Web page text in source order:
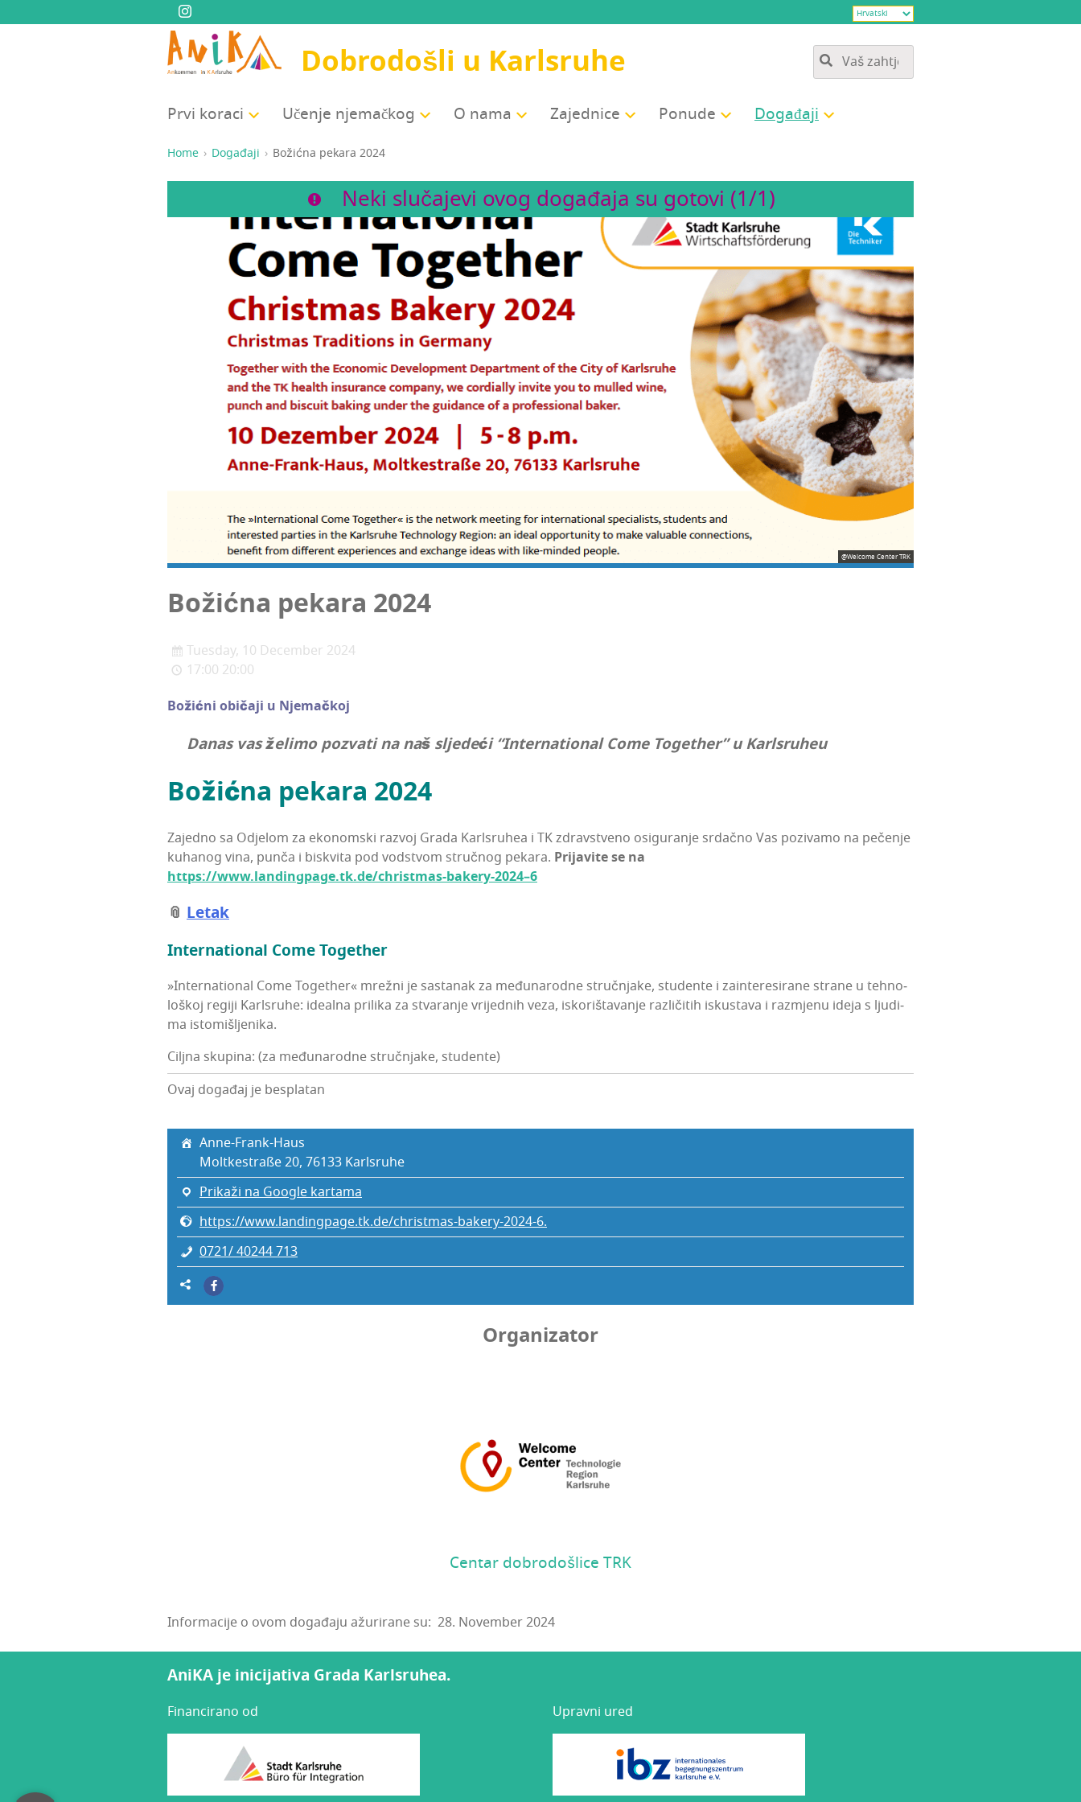
Dobrodošli u Karlsruhe
Prvi kora­ci Uče­nje njemačkog O nama Zajed­ni­ce Ponu­de Doga­đa­ji
Home Događaji Božić­na peka­ra 2024
Neki slučajevi ovog događaja su gotovi (1/1)
@Welcome Center TRK
Božić­na peka­ra 2024
Tuesday, 10 December 2024
17:00 20:00
Božić­ni obi­ča­ji u Njemačkoj
Danas vas želi­mo pozva­ti na naš slje­de­ći “Inter­na­ti­onal Come Toget­her” u Karlsruheu
Božić­na peka­ra 2024
Zajed­no sa Odje­lom za eko­nom­ski razvoj Gra­da Kar­l­sru­hea i TK zdrav­s­tve­no osi­gu­ra­nje srdač­no Vas pozi­va­mo na peče­nje
kuha­nog vina, pun­ča i bisk­vi­ta pod vod­stvom struč­nog peka­ra. Pri­ja­vi­te se na
https://www.landingpage.tk.de/christmas-bakery-2024–6
📎 Letak
Inter­na­ti­onal Come Together
»Inter­na­ti­onal Come Toget­her« mrež­ni je sas­ta­nak za među­na­rod­ne struč­nja­ke, stu­den­te i zain­te­re­si­ra­ne stra­ne u teh­no­
lo­škoj regi­ji Kar­l­sru­he: ide­al­na pri­li­ka za stva­ra­nje vri­jed­nih veza, isko­ri­šta­va­nje raz­li­či­tih iskus­ta­va i raz­mje­nu ide­ja s lju­di­
ma istomišljenika.
Ciljna skupina: (za međunarodne stručnjake, studente)
Ovaj događaj je besplatan
Anne-Frank-Haus
Mol­t­kes­traße 20, 76133 Kar­l­sru­he
Prikaži na Google kartama
https://www.landingpage.tk.de/christmas-bakery-2024-6.
0721/ 40244 713
Organizator
Centar dobrodošlice TRK
Informacije o ovom događaju ažurirane su: 28. November 2024
AniKA je inicijativa Grada Karlsruhea.
Financirano od Upravni ured